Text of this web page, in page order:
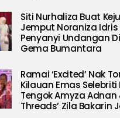
Siti Nurhaliza Buat
Jemput Noraniza
Penyanyi Undangan
Gema Bumantara
Ramai ‘Excited’ Nak
Kilauan Emas Selebriti
Tengok Amyza Adnan
Threads’ Zila Bakarin